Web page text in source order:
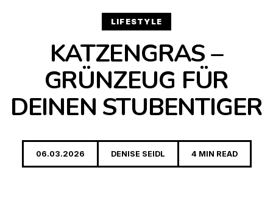
LIFESTYLE
KATZENGRAS –
GRÜNZEUG FÜR
DEINEN STUBENTIGER
06.03.2026 DENISE SEIDL 4 MIN READ